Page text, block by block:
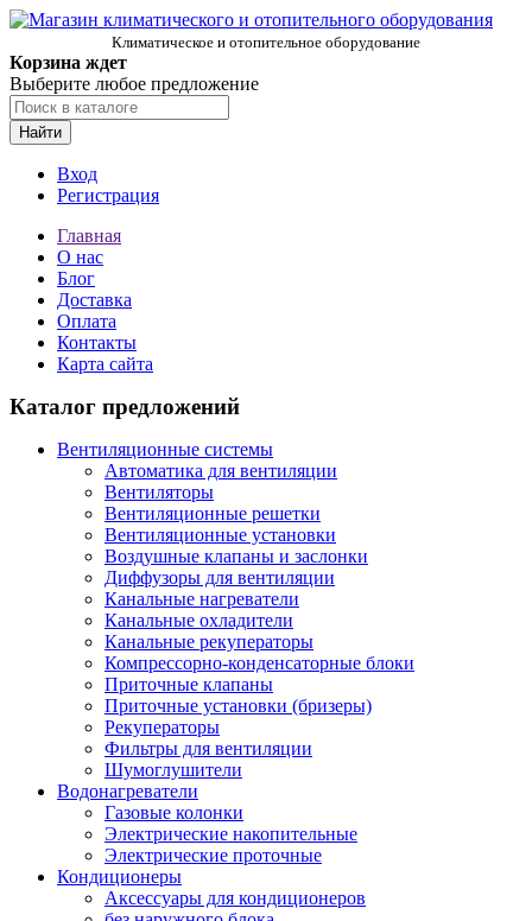
Климатическое и отопительное оборудование
Корзина ждет
Выберите любое предложение
Найти
Вход
Регистрация
Главная
О нас
Блог
Доставка
Оплата
Контакты
Карта сайта
Каталог предложений
Вентиляционные системы
Автоматика для вентиляции
Вентиляторы
Вентиляционные решетки
Вентиляционные установки
Воздушные клапаны и заслонки
Диффузоры для вентиляции
Канальные нагреватели
Канальные охладители
Канальные рекуператоры
Компрессорно-конденсаторные блоки
Приточные клапаны
Приточные установки (бризеры)
Рекуператоры
Фильтры для вентиляции
Шумоглушители
Водонагреватели
Газовые колонки
Электрические накопительные
Электрические проточные
Кондиционеры
Аксессуары для кондиционеров